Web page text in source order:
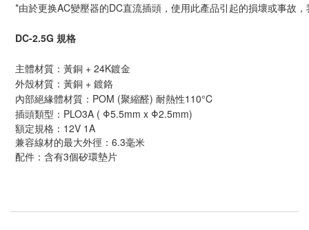
*由於更换AC變壓器的DC直流插頭，使用此產品引起的損壞或事故
DC-2.5G 規格
主體材質：黃銅 + 24K鍍金
外殼材質：黃銅 + 鍍鉻
內部絕緣體材質：POM (聚縮醛) 耐熱性110°C
插頭類型：PLO3A ( Φ5.5mm x Φ2.5mm)
額定規格：12V 1A
兼容線材的最大外徑：6.3毫米
配件：含有3個矽環墊片